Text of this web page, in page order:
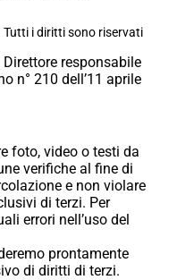
i diritti sono riservati
responsabile
n° 210 dell’11 aprile
foto, video o testi da
verifiche al fine di
e non violare
di terzi. Per
errori nell’uso del
prontamente
di diritti di terzi.